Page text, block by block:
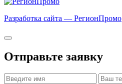
Разработка сайта — РегионПромо
Отправьте заявку